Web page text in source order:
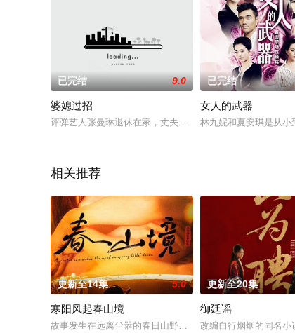
已完结 9.0
婆媳过招
评弹艺人张曼琳退休在家，丈夫的长年呵护，使她习惯于养
已完结
女人的武器
林九妮和夏安琪是从
相关推荐
更新至14集 5.0
寒阳风起春山境
故事发生在远离尘嚣的春日山野，两个孤独的人因机缘巧合
更新至20集
御廷谣
改编自行烟烟的同名小